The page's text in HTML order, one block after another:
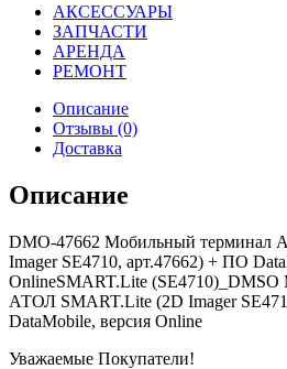
АКСЕССУАРЫ
ЗАПЧАСТИ
АРЕНДА
РЕМОНТ
Описание
Отзывы (0)
Доставка
Описание
DMO-47662 Мобильный терминал
Imager SE4710, арт.47662) + ПО
OnlineSMART.Lite
АТОЛ SMART.Lite (2D Imager
DataMobile, версия Online
Уважаемые Покупатели!